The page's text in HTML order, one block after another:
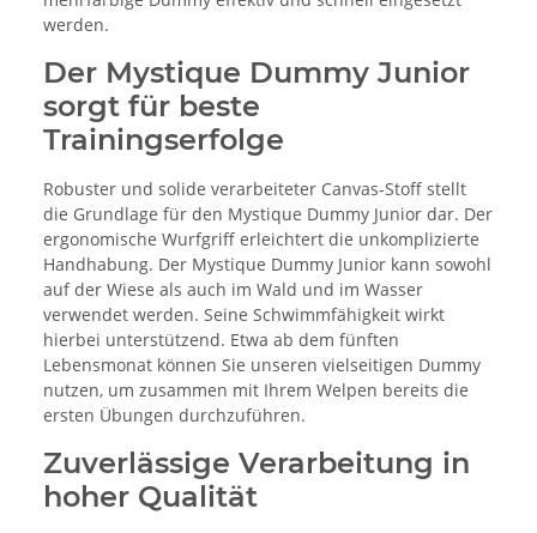
werden.
Der Mystique Dummy Junior
sorgt für beste
Trainingserfolge
Robuster und solide verarbeiteter Canvas-Stoff stellt
die Grundlage für den Mystique Dummy Junior dar. Der
ergonomische Wurfgriff erleichtert die unkomplizierte
Handhabung. Der Mystique Dummy Junior kann sowohl
auf der Wiese als auch im Wald und im Wasser
verwendet werden. Seine Schwimmfähigkeit wirkt
hierbei unterstützend. Etwa ab dem fünften
Lebensmonat können Sie unseren vielseitigen Dummy
nutzen, um zusammen mit Ihrem Welpen bereits die
ersten Übungen durchzuführen.
Zuverlässige Verarbeitung in
hoher Qualität